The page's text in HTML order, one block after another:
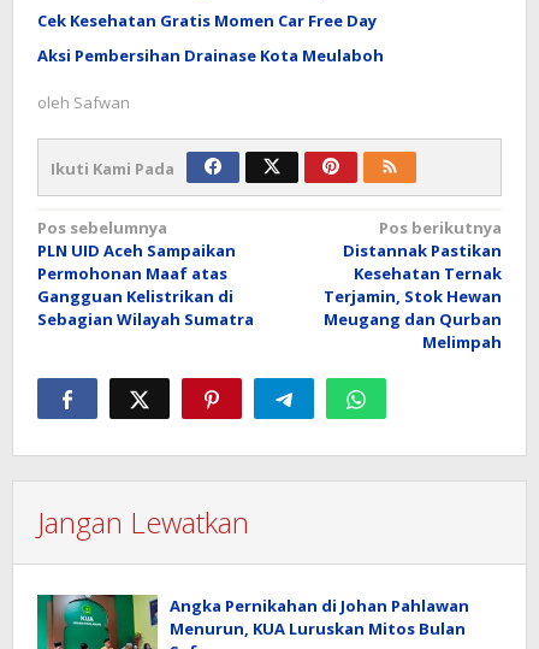
Cek Kesehatan Gratis Momen Car Free Day
Aksi Pembersihan Drainase Kota Meulaboh
oleh Safwan
Ikuti Kami Pada
Navigasi
pos
Pos sebelumnya
PLN UID Aceh Sampaikan
Permohonan Maaf atas
Gangguan Kelistrikan di
Sebagian Wilayah Sumatra
Pos berikutnya
Distannak Pastikan
Kesehatan Ternak
Terjamin, Stok Hewan
Meugang dan Qurban
Melimpah
Jangan Lewatkan
Angka Pernikahan di Johan Pahlawan
Menurun, KUA Luruskan Mitos Bulan